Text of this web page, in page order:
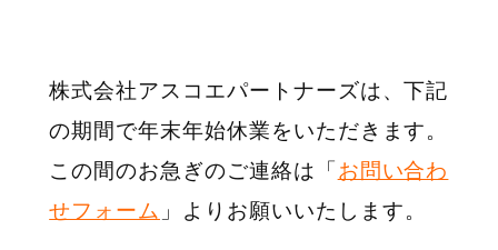
株式会社アスコエパートナーズは、下記
の期間で年末年始休業をいただきます。
この間のお急ぎのご連絡は「お問い合わ
せフォーム 」よりお願いいたします。